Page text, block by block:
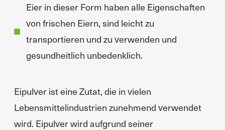
Eier in dieser Form haben alle Eigenschaften
von frischen Eiern, sind leicht zu
transportieren und zu verwenden und
gesundheitlich unbedenklich.
Eipulver ist eine Zutat, die in vielen
Lebensmittelindustrien zunehmend verwendet
wird. Eipulver wird aufgrund seiner